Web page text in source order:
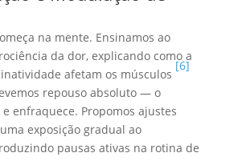
na mente. Ensinamos ao
da dor, explicando como a
afetam os músculos
[6]
repouso absoluto — o
enfraquece. Propomos ajustes
exposição gradual ao
pausas ativas na rotina de